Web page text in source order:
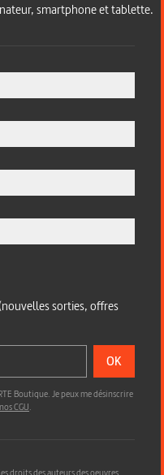
smartphone et tablette.
sorties, offres
OK
Boutique. Je peux me désinscrire
CGU.